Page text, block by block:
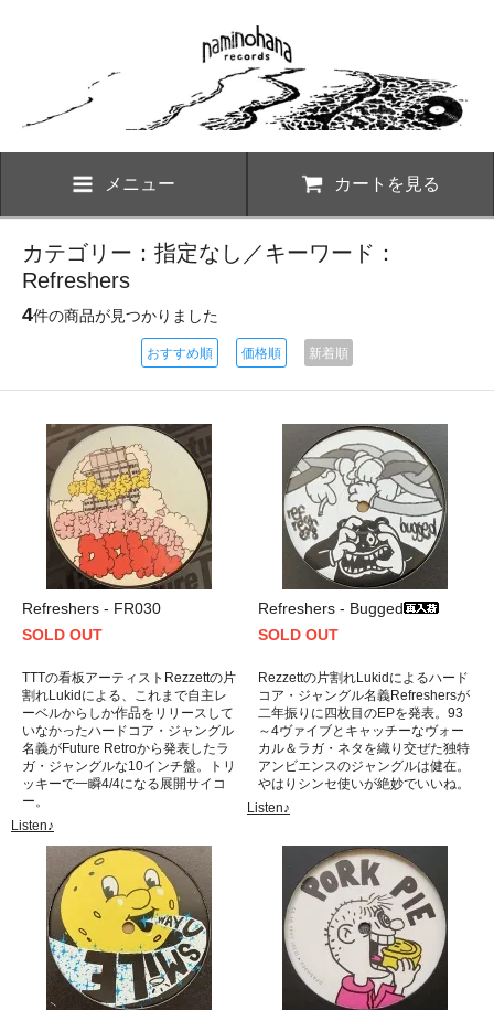
メニュー カートを見る
カテゴリー：指定なし／キーワード：
Refreshers
4件の商品が見つかりました
おすすめ順 価格順 新着順
Refreshers - FR030
SOLD OUT
TTTの看板アーティストRezzettの片
割れLukidによる、これまで自主レ
ーベルからしか作品をリリースして
いなかったハードコア・ジャングル
名義がFuture Retroから発表したラ
ガ・ジャングルな10インチ盤。トリ
ッキーで一瞬4/4になる展開サイコ
ー。
Listen♪
Refreshers - Bugged
SOLD OUT
Rezzettの片割れLukidによるハード
コア・ジャングル名義Refreshersが
二年振りに四枚目のEPを発表。93
～4ヴァイブとキャッチーなヴォー
カル＆ラガ・ネタを織り交ぜた独特
アンビエンスのジャングルは健在。
やはりシンセ使いが絶妙でいいね。
Listen♪